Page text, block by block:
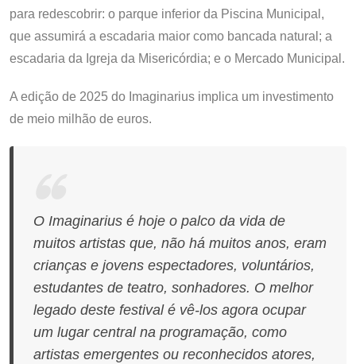
para redescobrir: o parque inferior da Piscina Municipal,
que assumirá a escadaria maior como bancada natural; a
escadaria da Igreja da Misericórdia; e o Mercado Municipal.
A edição de 2025 do Imaginarius implica um investimento
de meio milhão de euros.
O Imaginarius é hoje o palco da vida de
muitos artistas que, não há muitos anos, eram
crianças e jovens espectadores, voluntários,
estudantes de teatro, sonhadores. O melhor
legado deste festival é vê-los agora ocupar
um lugar central na programação, como
artistas emergentes ou reconhecidos atores,